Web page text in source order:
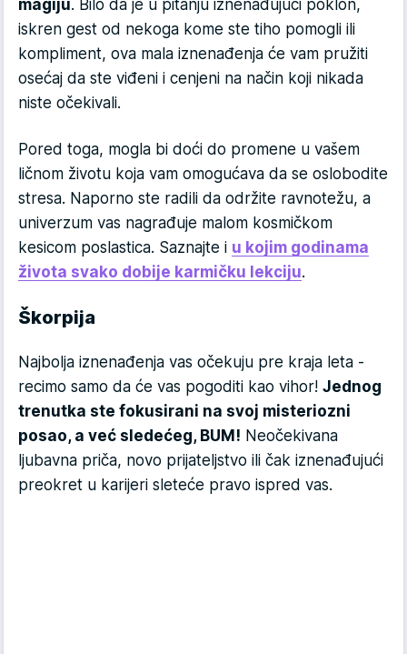
magiju. Bilo da je u pitanju iznenađujući poklon,
iskren gest od nekoga kome ste tiho pomogli ili
kompliment, ova mala iznenađenja će vam pružiti
osećaj da ste viđeni i cenjeni na način koji nikada
niste očekivali.
Pored toga, mogla bi doći do promene u vašem
ličnom životu koja vam omogućava da se oslobodite
stresa. Naporno ste radili da održite ravnotežu, a
univerzum vas nagrađuje malom kosmičkom
kesicom poslastica. Saznajte i u kojim godinama
života svako dobije karmičku lekciju.
Škorpija
Najbolja iznenađenja vas očekuju pre kraja leta -
recimo samo da će vas pogoditi kao vihor! Jednog
trenutka ste fokusirani na svoj misteriozni
posao, a već sledećeg, BUM! Neočekivana
ljubavna priča, novo prijateljstvo ili čak iznenađujući
preokret u karijeri sleteće pravo ispred vas.